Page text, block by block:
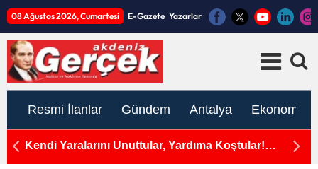
08 Ağustos 2026, Cumartesi E-Gazete Yazarlar
Resmi İlanlar Gündem Antalya Ekonomi
Kendi Yaralarını Unuttular, Yardıma Koştular!